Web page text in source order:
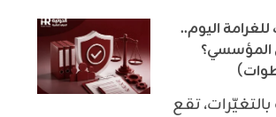
اليوم..
المؤسسي؟
تقع